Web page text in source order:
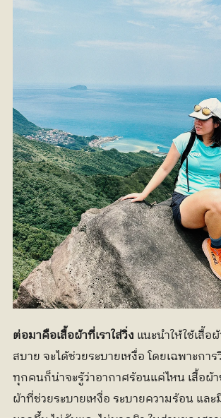
ต่อมาคือเสื้อผ้าที่เราใส่วิ่ง แนะนำให้ใช้เสื้อ
สบาย จะได้ช่วยระบายเหงื่อ โดยเฉพาะการ
ทุกคนก็น่าจะรู้ว่าอากาศร้อนแค่ไหน เสื้อผ้
ผ้าที่ช่วยระบายเหงื่อ ระบายความร้อน แล